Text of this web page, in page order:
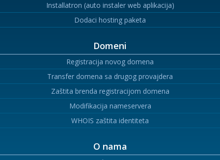
Installatron (auto instaler web aplikacija)
Dodaci hosting paketa
Domeni
Registracija novog domena
Transfer domena sa drugog provajdera
Zaštita brenda registracijom domena
Modifikacija nameservera
WHOIS zaštita identiteta
O nama